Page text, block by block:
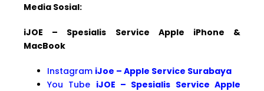
Media Sosial:
iJOE – Spesialis Service Apple iPhone &
MacBook
Instagram iJoe – Apple Service Surabaya
You Tube iJOE – Spesialis Service Apple